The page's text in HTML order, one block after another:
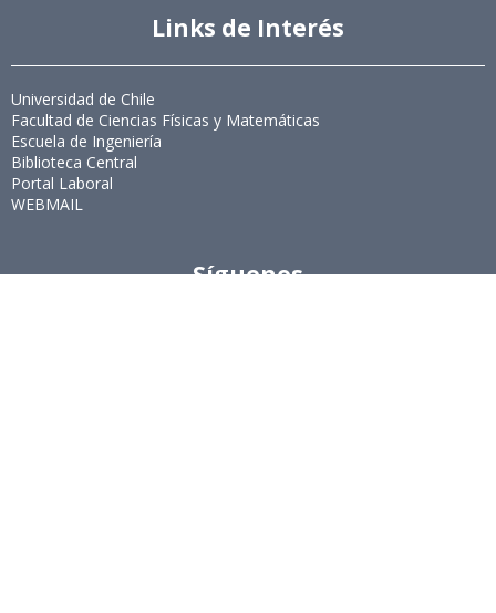
Links de Interés
Universidad de Chile
Facultad de Ciencias Físicas y Matemáticas
Escuela de Ingeniería
Biblioteca Central
Portal Laboral
WEBMAIL
Síguenos